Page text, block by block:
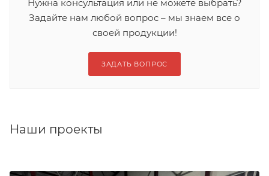
Нужна консультация или не можете выбрать?
Задайте нам любой вопрос – мы знаем все о
своей продукции!
ЗАДАТЬ ВОПРОС
Наши проекты